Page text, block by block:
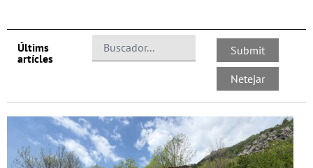
Últims
artícles